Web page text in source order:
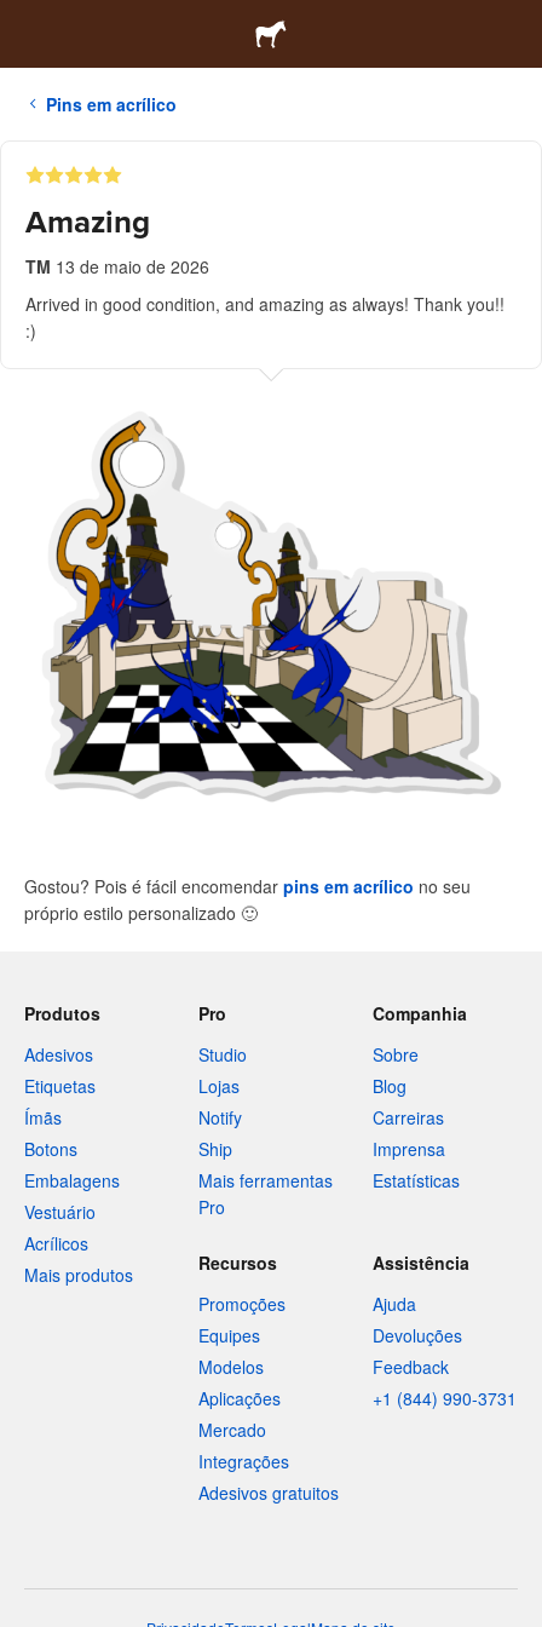
Pins em acrílico
Amazing
TM 13 de maio de 2026
Arrived in good condition, and amazing as always! Thank you!!
:)
Gostou? Pois é fácil encomendar pins em acrílico no seu
próprio estilo personalizado 🙂
Produtos
Adesivos
Etiquetas
Ímãs
Botons
Embalagens
Vestuário
Acrílicos
Mais produtos
Pro
Studio
Lojas
Notify
Ship
Mais ferramentas
Pro
Companhia
Sobre
Blog
Carreiras
Imprensa
Estatísticas
Recursos
Promoções
Equipes
Modelos
Aplicações
Mercado
Integrações
Adesivos gratuitos
Assistência
Ajuda
Devoluções
Feedback
+1 (844) 990-3731